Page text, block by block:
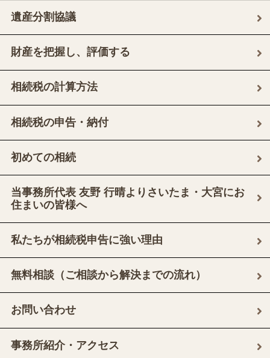
遺産分割協議
財産を把握し、評価する
相続税の計算方法
相続税の申告・納付
初めての相続
当事務所代表 友野 行晴よりさいたま・大宮にお
住まいの皆様へ
私たちが相続税申告に強い理由
無料相談（ご相談から解決までの流れ）
お問い合わせ
事務所紹介・アクセス